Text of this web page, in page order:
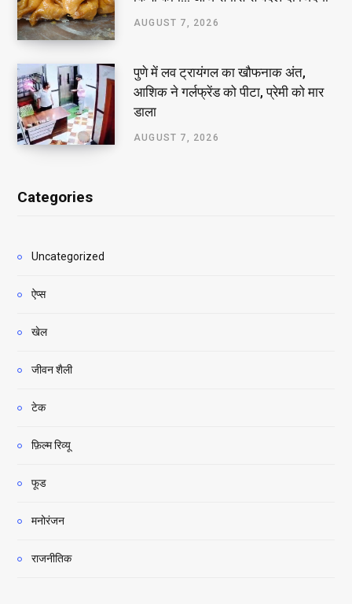
AUGUST 7, 2026
पुणे में लव ट्रायंगल का खौफनाक अंत,
आशिक ने गर्लफ्रेंड को पीटा, प्रेमी को मार
डाला
AUGUST 7, 2026
Categories
Uncategorized
ऐप्स
खेल
जीवन शैली
टेक
फ़िल्म रिव्यू
फूड
मनोरंजन
राजनीतिक